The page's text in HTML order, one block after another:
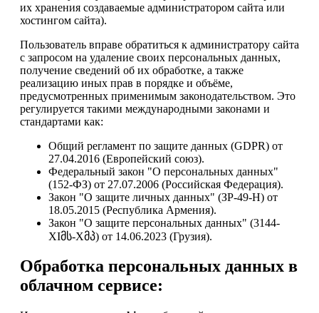
их хранения создаваемые администратором сайта или
хостингом сайта).
Пользователь вправе обратиться к администратору сайта
с запросом на удаление своих персональных данных,
получение сведений об их обработке, а также
реализацию иных прав в порядке и объёме,
предусмотренных применимым законодательством. Это
регулируется такими международными законами и
стандартами как:
Общий регламент по защите данных (GDPR) от
27.04.2016 (Европейский союз).
Федеральный закон "О персональных данных"
(152-ФЗ) от 27.07.2006 (Российская Федерация).
Закон "О защите личных данных" (ЗР-49-Н) от
18.05.2015 (Республика Армения).
Закон "О защите персональных данных" (3144-
XIმს-Xმპ) от 14.06.2023 (Грузия).
Обработка персональных данных в
облачном сервисе: